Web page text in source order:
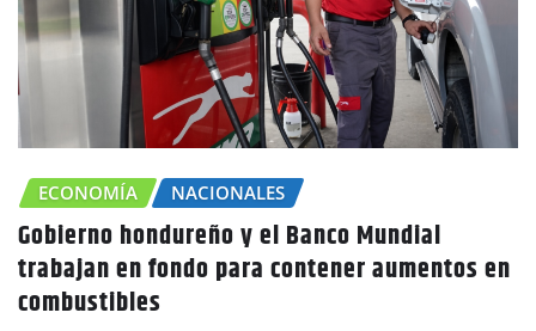
ECONOMÍA NACIONALES
Gobierno hondureño y el Banco Mundial
trabajan en fondo para contener aumentos en
combustibles